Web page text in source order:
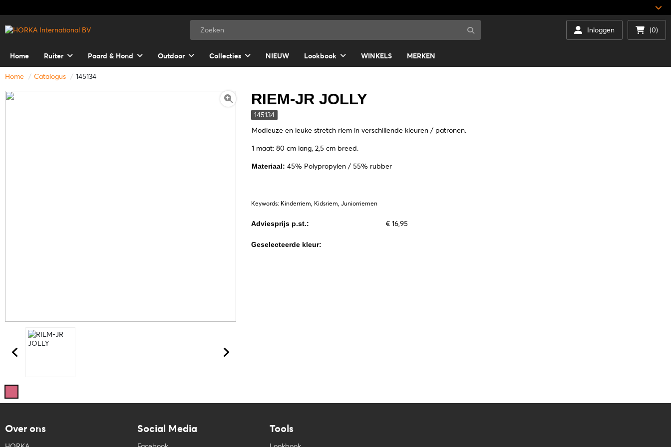
Inloggen (0)
Home Ruiter Paard & Hond Outdoor Collecties NIEUW Lookbook WINKELS MERKEN
Home Catalogus 145134
RIEM-JR JOLLY
145134
Modieuze en leuke stretch riem in verschillende kleuren / patronen.
1 maat: 80 cm lang, 2,5 cm breed.
Materiaal: 45% Polypropylen / 55% rubber
Keywords: Kinderriem, Kidsriem, Juniorriemen
Adviesprijs p.st.: € 16,95
Geselecteerde kleur:
Over ons Social Media Tools